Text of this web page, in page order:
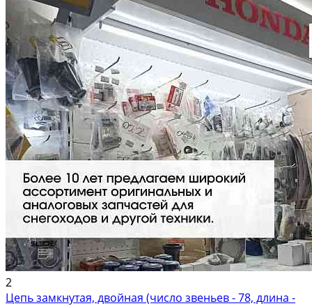
2
Цепь замкнутая, двойная (число звеньев - 78, длина -